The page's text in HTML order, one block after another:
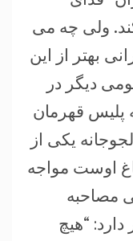
ولی چه می
بهتر از این
دیگر در
پلیس قهرمان
یکی از
اوست مواجه
مصاحبه
“هیچ